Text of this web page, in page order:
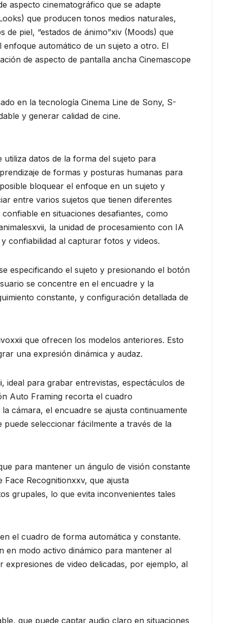
aspecto cinematográfico que se adapte
que producen tonos medios naturales,
piel, “estados de ánimo”xiv (Moods) que
automático de un sujeto a otro. El
de aspecto de pantalla ancha Cinemascope
en la tecnología Cinema Line de Sony, S-
y generar calidad de cine.
datos de la forma del sujeto para
de formas y posturas humanas para
bloquear el enfoque en un sujeto y
entre varios sujetos que tienen diferentes
en situaciones desafiantes, como
la unidad de procesamiento con IA
confiabilidad al capturar fotos y videos.
especificando el sujeto y presionando el botón
se concentre en el encuadre y la
constante, y configuración detallada de
que ofrecen los modelos anteriores. Esto
una expresión dinámica y audaz.
ideal para grabar entrevistas, espectáculos de
Auto Framing recorta el cuadro
cámara, el encuadre se ajusta continuamente
seleccionar fácilmente a través de la
para mantener un ángulo de visión constante
Recognitionxxv, que ajusta
grupales, lo que evita inconvenientes tales
el cuadro de forma automática y constante.
en modo activo dinámico para mantener al
de video delicadas, por ejemplo, al
que puede captar audio claro en situaciones